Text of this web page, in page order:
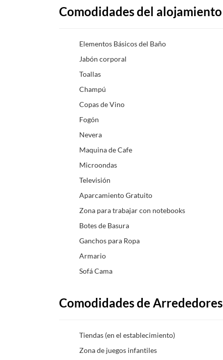
Comodidades del alojamiento
Elementos Básicos del Baño
Jabón corporal
Toallas
Champú
Copas de Vino
Fogón
Nevera
Maquina de Cafe
Microondas
Televisión
Aparcamiento Gratuito
Zona para trabajar con notebooks
Botes de Basura
Ganchos para Ropa
Armario
Sofá Cama
Comodidades de Arrededores
Tiendas (en el establecimiento)
Zona de juegos infantiles